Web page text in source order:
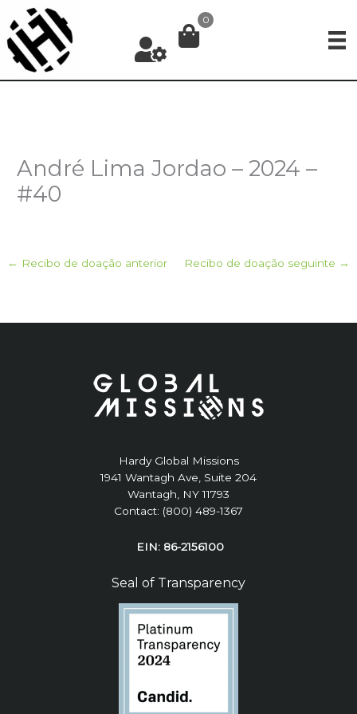
para
conteúdo
0
André Lima Jordao – 2024 –
#40
← Recibo de doação anterior Recibo de doação seguinte →
Hardy Global Missions
1941 Wantagh Ave, Suite 204
Wantagh, NY 11793
Contact: (800) 489-1367
EIN: 86-2156100
Seal of Transparency